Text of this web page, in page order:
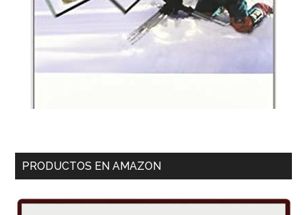
PRODUCTOS EN AMAZON